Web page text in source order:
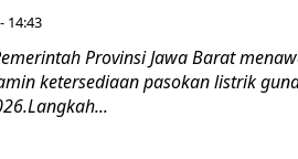
14:43
Pemerintah Provinsi Jawa Barat
ketersediaan pasokan listrik